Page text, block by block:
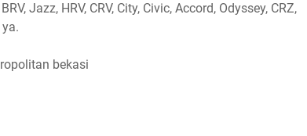
Jazz, HRV, CRV, City, Civic, Accord, Odyssey, CRZ,